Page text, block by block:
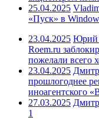
25.04.2025
«Пуск» в
23.04.2025 Юрий
Roem.ru
пожелали всего
23.04.2025
прошлогоднее
иноагентского
27.03.2025
1